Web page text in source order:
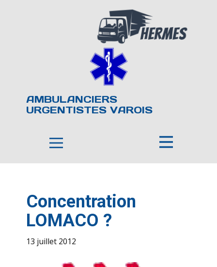
AMBULANCIERS
URGENTISTES VAROIS
Concentration
LOMACO ?
13 juillet 2012